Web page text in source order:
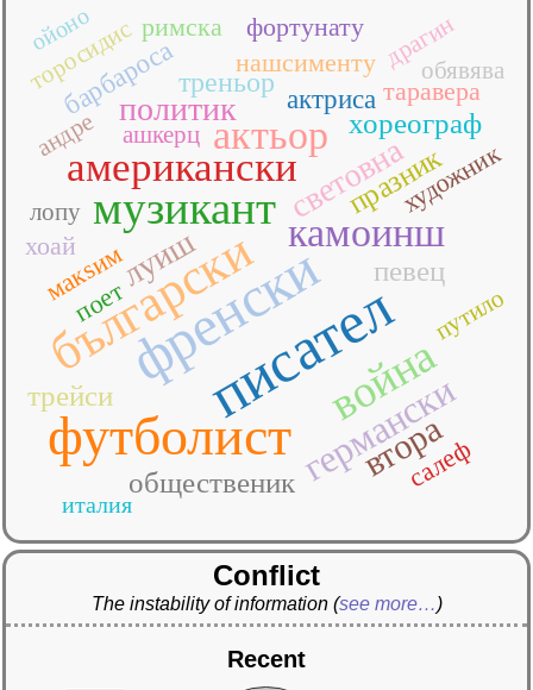
писател
френски
футболист
български
музикант
война
американски
актьор
камоинш
германски
втора
луиш
политик
световна
общественик
певец
празник
трейси
хореограф
треньор
актриса
барбароса
макsим
нашсименту
поет
римска
салеф
таравера
фортунату
хоай
художник
андре ашкерц
драгин
лопу
обявява
путило
торосидис
италия
ойоно
Conflict
The instability of information (see more…)
Recent